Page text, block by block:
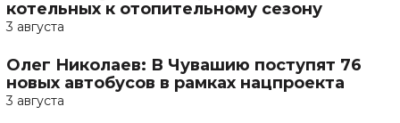
котельных к отопительному сезону
3 августа
Олег Николаев: В Чувашию поступят 76
новых автобусов в рамках нацпроекта
3 августа